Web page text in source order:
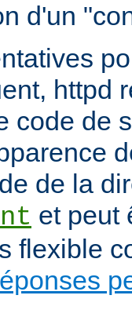
d'un
httpd
code de
de la
et peut
flexible